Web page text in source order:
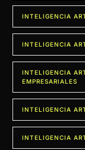
INTELIGENCIA
INTELIGENCIA
INTELIGENCIA
EMPRESARIALES
INTELIGENCIA
INTELIGENCIA